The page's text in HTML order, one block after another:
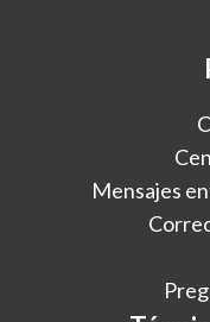
Mensajes